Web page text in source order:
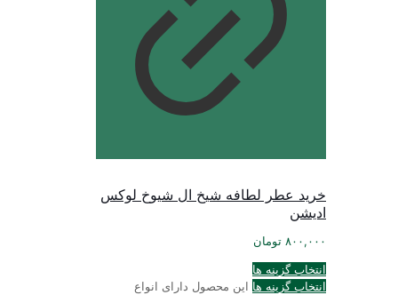
خرید عطر لطافه شیخ ال شیوخ لوکس
ادیشن
۸۰۰,۰۰۰ تومان
انتخاب گزینه ها
انتخاب گزینه ها این محصول دارای انواع